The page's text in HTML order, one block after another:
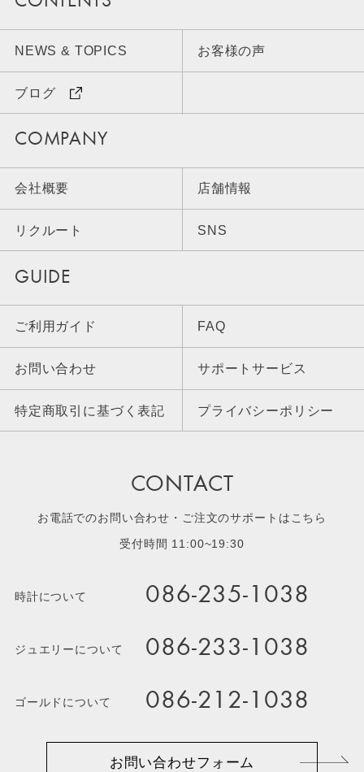
NEWS & TOPICS お客様の声
ブログ
COMPANY
会社概要 店舗情報
リクルート SNS
GUIDE
ご利用ガイド FAQ
お問い合わせ サポートサービス
特定商取引に基づく表記 プライバシーポリシー
CONTACT
お電話でのお問い合わせ・ご注文のサポートはこちら
受付時間 11:00~19:30
時計について 086-235-1038
ジュエリーについて 086-233-1038
ゴールドについて 086-212-1038
お問い合わせフォーム